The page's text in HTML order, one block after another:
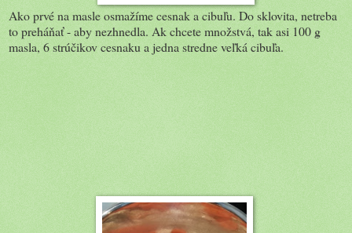
Ako prvé na masle osmažíme cesnak a cibuľu. Do sklovita, netreba
to preháňať - aby nezhnedla. Ak chcete množstvá, tak asi 100 g
masla, 6 strúčikov cesnaku a jedna stredne veľká cibuľa.